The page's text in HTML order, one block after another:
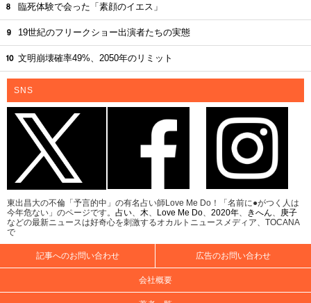
臨死体験で会った「素顔のイエス」
19世紀のフリークショー出演者たちの実態
文明崩壊確率49%、2050年のリミット
SNS
東出昌大の不倫「予言的中」の有名占い師Love Me Do！「名前に●がつく人は
今年危ない」のページです。 占い 木 Love Me Do 2020年 きへん
庚子
などの最新ニュースは好奇心を刺激するオカルトニュースメディア、TOCANA
で
記事へのお問い合わせ 広告のお問い合わせ
会社概要